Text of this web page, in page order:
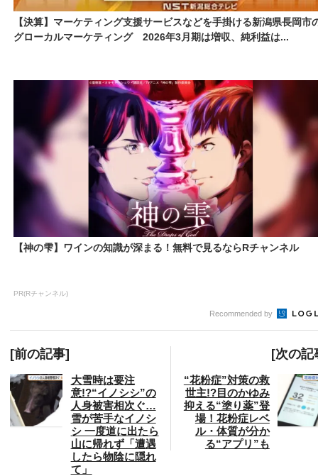
【決算】マーケティング支援サービスなどを手掛ける新潟県長岡市
グローカルマーケティング 2026年3月期は増収、純利益は...
【神の雫】ワインの知識が深まる！無料で見るならRチャンネル
PR(Rチャンネル)
Recommended by
[前の記事]
大雪時は要注
意!?“イノシシ”の
人身被害相次ぐ…
雪が苦手なイノシ
シ 一度道に出たら
山に帰れず「遭遇
したら物陰に隠れ
て」
[次の記
“花粉症”対策の救
世主!?目のかゆみ
抑える“塗り薬”登
場！花粉症レベ
ル・体質が分か
る“アプリ”も